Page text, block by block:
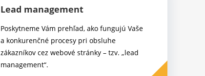
Lead management
Poskytneme Vám prehľad, ako fungujú Vaše
a konkurenčné procesy pri obsluhe
zákazníkov cez webové stránky – tzv. „lead
management“.